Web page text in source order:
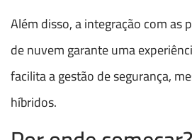
Além disso, a integração com as
de nuvem garante uma
facilita a gestão de segurança,
híbridos.